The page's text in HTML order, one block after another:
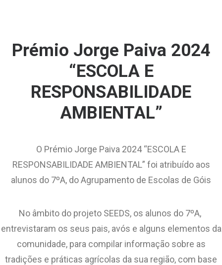
Prémio Jorge Paiva 2024
“ESCOLA E
RESPONSABILIDADE
AMBIENTAL”
O Prémio Jorge Paiva 2024 “ESCOLA E
RESPONSABILIDADE AMBIENTAL” foi atribuído aos
alunos do 7ºA, do Agrupamento de Escolas de Góis
No âmbito do projeto SEEDS, os alunos do 7ºA,
entrevistaram os seus pais, avós e alguns elementos da
comunidade, para compilar informação sobre as
tradições e práticas agrícolas da sua região, com base